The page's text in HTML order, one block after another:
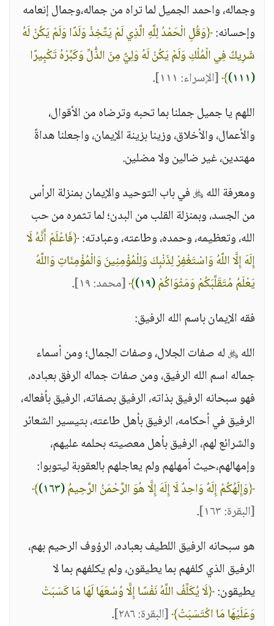
وجماله، واحمد الجميل لما تراه من جماله،وجمال إنعامه
وإحسانه:﴿وَقُلِ الْحَمْدُ لِلَّهِ الَّذِي لَمْ يَتَّخِذْ وَلَدًا وَلَمْ يَكُنْ لَهُ
شَرِيكٌ فِي الْمُلْكِ وَلَمْ يَكُنْ لَهُ وَلِيٌّ مِنَ الذُّلِّ وَكَبِّرْهُ تَكْبِيرًا
(١١١)
﴾[الإسراء: ١١١]
.
اللهم يا جميل جملنا بما تحبه وترضاه من الأقوال،
والأعمال، والأخلاق، وزينا بزينة الإيمان، واجعلنا هداةً
مهتدين، غير ضالين ولا مضلين.
ومعرفة الله ﷿ في باب التوحيد والإيمان بمنزلة الرأس
من الجسد، وبمنزلة القلب من البدن؛ لما تثمره من حب
الله، وتعظيمه، وحمده، وطاعته، وعبادته:﴿فَاعْلَمْ أَنَّهُ لَا
إِلَهَ إِلَّا اللَّهُ وَاسْتَغْفِرْ لِذَنْبِكَ وَلِلْمُؤْمِنِينَ وَالْمُؤْمِنَاتِ وَاللَّهُ
يَعْلَمُ مُتَقَلَّبَكُمْ وَمَثْوَاكُمْ(١٩) ﴾[محمد: ١٩]
.
فقه الإيمان باسم الله الرفيق:
الله ﷿ له صفات الجلال، وصفات الجمال؛ ومن أسماء
جماله اسم الله الرفيق، ومن صفات جماله الرفق بعباده،
فهو سبحانه الرفيق بذاته، الرفيق بصفاته، الرفيق بأفعاله،
الرفيق في أحكامه، الرفيق بأهل طاعته، بتيسير الشعائر
والشرائع لهم، الرفيق بأهل معصيته بحلمه عليهم،
وإمهالهم،حيث أمهلهم ولم يعاجلهم بالعقوبة ليتوبوا:
﴿وَإِلَهُكُمْ إِلَهٌ وَاحِدٌ لَا إِلَهَ إِلَّا هُوَ الرَّحْمَنُ الرَّحِيمُ(١٦٣)
﴾
[البقرة: ١٦٣]
.
هو سبحانه الرفيق اللطيف بعباده، الرؤوف الرحيم بهم،
الرفيق الذي كلفهم بما يطيقون، ولم يكلفهم بما لا
يطيقون:﴿لَا يُكَلِّفُ اللَّهُ نَفْسًا إِلَّا وُسْعَهَا لَهَا مَا كَسَبَتْ
وَعَلَيْهَا مَا اكْتَسَبَتْ﴾[البقرة: ٢٨٦]
.